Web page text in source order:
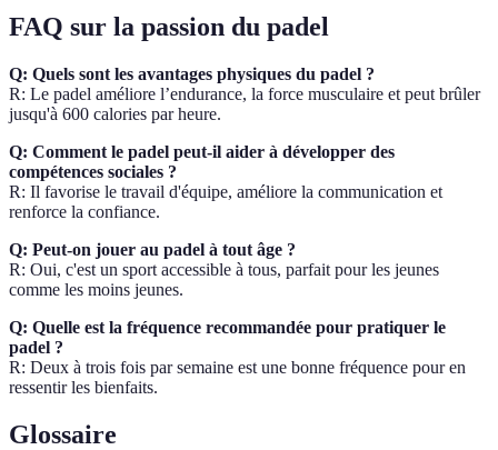
FAQ sur la passion du padel
Q: Quels sont les avantages physiques du padel ?
R: Le padel améliore l’endurance, la force musculaire et peut brûler
jusqu'à 600 calories par heure.
Q: Comment le padel peut-il aider à développer des
compétences sociales ?
R: Il favorise le travail d'équipe, améliore la communication et
renforce la confiance.
Q: Peut-on jouer au padel à tout âge ?
R: Oui, c'est un sport accessible à tous, parfait pour les jeunes
comme les moins jeunes.
Q: Quelle est la fréquence recommandée pour pratiquer le
padel ?
R: Deux à trois fois par semaine est une bonne fréquence pour en
ressentir les bienfaits.
Glossaire